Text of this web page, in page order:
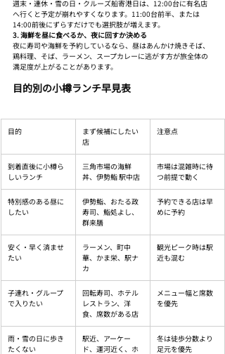
週末・連休・雪の日・クルーズ船寄港日は、12:00台に有名店
へ行くと予定が崩れやすくなります。11:00台前半、または
14:00前後にずらすだけでも選択肢が増えます。
3. 海鮮を昼に食べるか、夜に回すか決める
夜に寿司や海鮮を予約しているなら、昼はあんかけ焼きそば、
鶏料理、そば、ラーメン、スープカレーに逃がす方が旅全体の
満足度が上がることがあります。
目的別の小樽ランチ早見表
目的
まず候補にしたい
店
注意点
到着直後に小樽ら
しいランチ
三角市場の海鮮
丼、伊勢鮨 駅中店
市場は混雑時に待
つ前提で動く
特別感のある昼に
したい
伊勢鮨、おたる政
寿司、鮨処よし、
群来膳
予約できる店は早
めに予約
安く・早く済ませ
たい
ラーメン、町中
華、かま栄、駅ナ
カ
観光ピーク時は駅
近も混む
子連れ・グループ
で入りたい
回転寿司、ホテル
レストラン、洋
食、席数がある店
メニュー幅と席数
を優先
雨・雪の日に歩き
たくない
駅近、アーケー
ド、運河近く、ホ
冬は徒歩分数より
足元を優先